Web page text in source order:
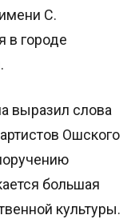
С.
в городе
выразил слова
Ошского
большая
культуры.